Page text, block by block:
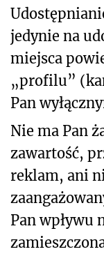
jedynie na
miejsca
„profilu”
Pan
Nie ma Pan
zawartość,
reklam, ani
Pan wpływu